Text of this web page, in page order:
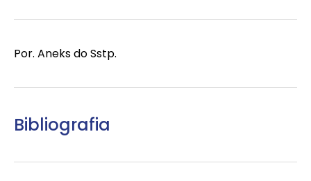
Por. Aneks do Sstp.
Bibliografia